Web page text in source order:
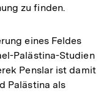
zu finden.
eines Feldes
Palästina-Studien
Penslar ist damit
Palästina als